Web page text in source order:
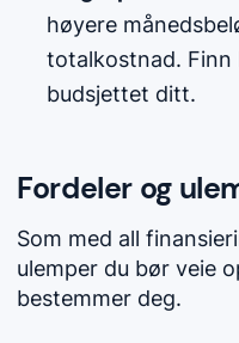
høyere
totalkostnad. Finn
budsjettet ditt.
Fordeler og
Som med all
ulemper du bør veie
bestemmer deg.